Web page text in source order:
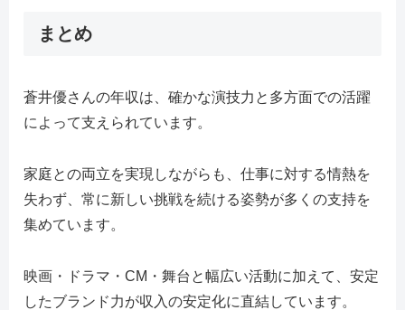
まとめ
蒼井優さんの年収は、確かな演技力と多方面での活躍
によって支えられています。
家庭との両立を実現しながらも、仕事に対する情熱を
失わず、常に新しい挑戦を続ける姿勢が多くの支持を
集めています。
映画・ドラマ・CM・舞台と幅広い活動に加えて、安定
したブランド力が収入の安定化に直結しています。